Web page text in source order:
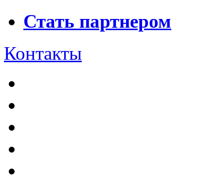
Стать партнером
Контакты